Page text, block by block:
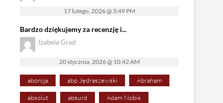
17 lutego, 2026 @ 3:49 PM
Bardzo dziękujemy za recenzję i...
Izabela Grad
20 stycznia, 2026 @ 10:42 AM
aborcja abp Jędraszewski Abraham
absolut absurd Adam Nobis